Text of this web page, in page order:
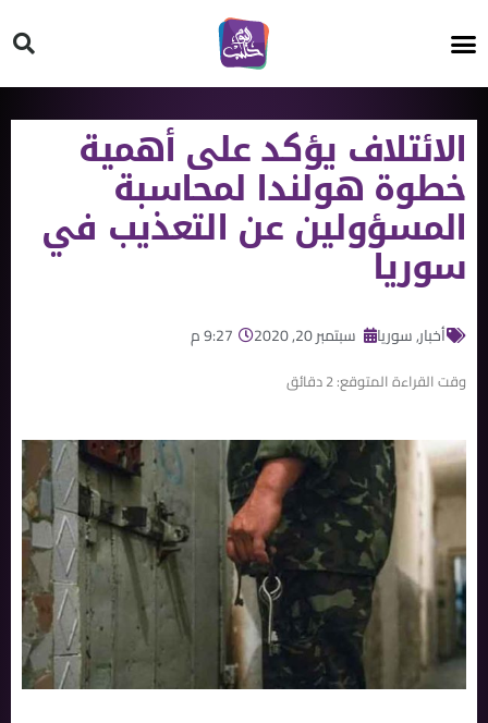
الائتلاف يؤكد على أهمية
خطوة هولندا لمحاسبة
المسؤولين عن التعذيب في
سوريا
أخبار,سوريا سبتمبر 20, 2020 9:27 م
وقت القراءة المتوقع:2دقائق